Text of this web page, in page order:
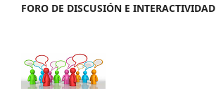
FORO DE DISCUSIÓN E INTERACTIVIDAD